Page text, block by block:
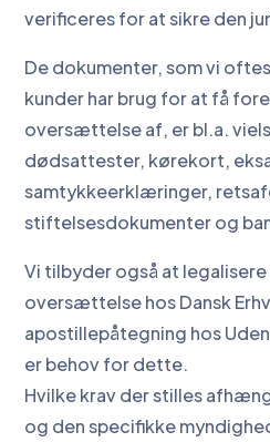
verificeres for at sikre den
De dokumenter, som vi
kunder har brug for at få
oversættelse af, er bl.a.
dødsattester, kørekort,
samtykkeerklæringer,
stiftelsesdokumenter og
Vi tilbyder også at
oversættelse hos Dansk
apostillepåtegning hos
er behov for dette.
Hvilke krav der stilles
og den specifikke